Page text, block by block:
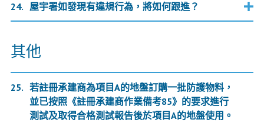
屋宇署如發現有違規行為，將如何跟進？
其他
若註冊承建商為項目A的地盤訂購一批防護物料，
並已按照《註冊承建商作業備考85》的要求進行
測試及取得合格測試報告後於項目A的地盤使用。